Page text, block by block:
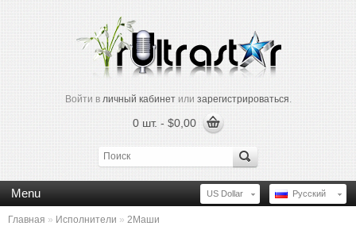
Войти в личный кабинетили зарегистрироваться.
0 шт. - $0,00
Русский
US Dollar
Menu
Главная » Исполнители » 2Маши